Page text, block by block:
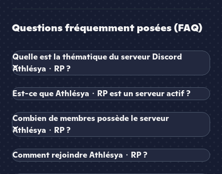
Questions fréquemment posées (FAQ)
Quelle est la thématique du serveur Discord
Athlésya・RP ?
Est-ce que Athlésya・RP est un serveur actif ?
Combien de membres possède le serveur
Athlésya・RP ?
Comment rejoindre Athlésya・RP ?